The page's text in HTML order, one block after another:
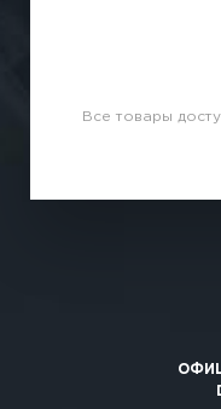
Все товары